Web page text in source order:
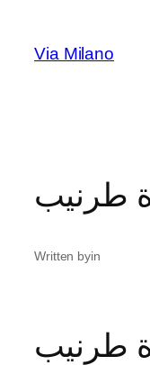
content
Via Milano
طرنيب
Written byin
طرنيب